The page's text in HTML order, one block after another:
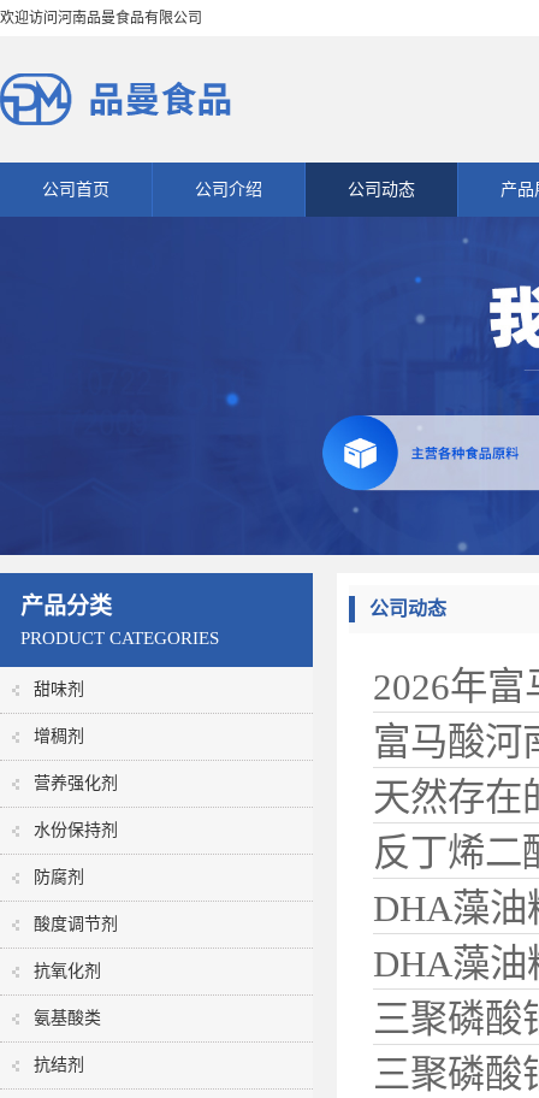
欢迎访问河南品曼食品有限公司
公司首页 公司介绍 公司动态 产品
产品分类
PRODUCT CATEGORIES
甜味剂
增稠剂
营养强化剂
水份保持剂
防腐剂
酸度调节剂
抗氧化剂
氨基酸类
抗结剂
公司动态
2026年
富马酸河
天然存在
分布与来
反丁烯二
成全拆解
DHA藻油
景展望
DHA藻油
研究
三聚磷酸
三聚磷酸